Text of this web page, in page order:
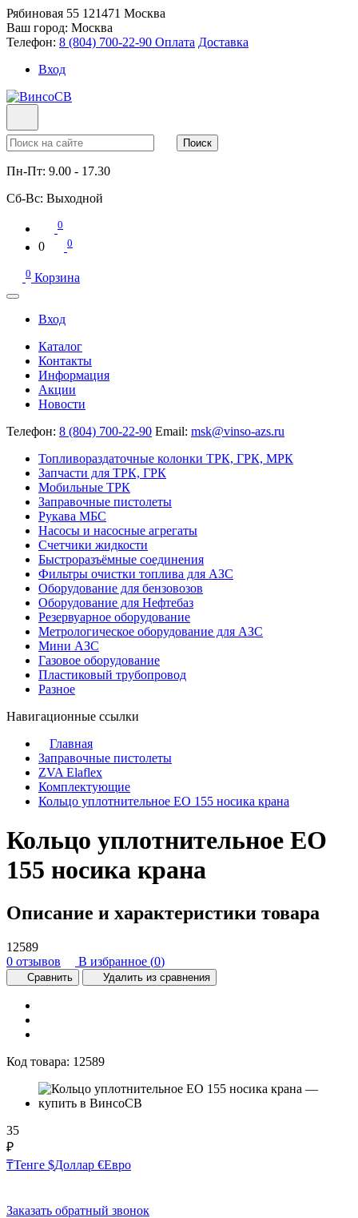
Рябиновая 55 121471 Москва
Ваш город: Москва
Телефон: 8 (804) 700-22-90 Оплата Доставка
Вход
Поиск
Пн-Пт: 9.00 - 17.30
Сб-Вс: Выходной
0
0 0
0 Корзина
Вход
Каталог
Контакты
Информация
Акции
Новости
Телефон: 8 (804) 700-22-90 Email: msk@vinso-azs.ru
Топливораздаточные колонки ТРК, ГРК, МРК
Запчасти для ТРК, ГРК
Мобильные ТРК
Заправочные пистолеты
Рукава МБС
Насосы и насосные агрегаты
Счетчики жидкости
Быстроразъёмные соединения
Фильтры очистки топлива для АЗС
Оборудование для бензовозов
Оборудование для Нефтебаз
Резервуарное оборудование
Метрологическое оборудование для АЗС
Мини АЗС
Газовое оборудование
Пластиковый трубопровод
Разное
Навигационные ссылки
Главная
Заправочные пистолеты
ZVA Elaflex
Комплектующие
Кольцо уплотнительное ЕО 155 носика крана
Кольцо уплотнительное ЕО
155 носика крана
Описание и характеристики товара
12589
0 отзывов
В избранное (0)
Сравнить Удалить из сравнения
Код товара: 12589
35
₽
₸Тенге $Доллар €Евро
Заказать обратный звонок